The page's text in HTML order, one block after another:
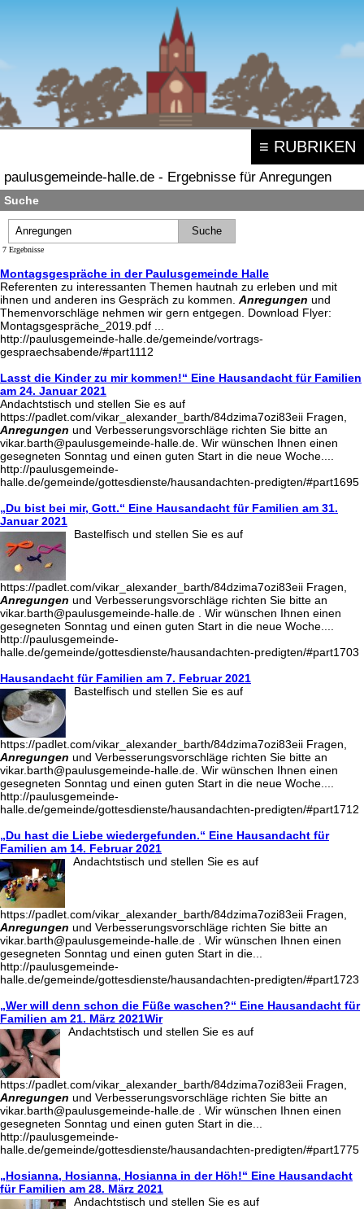
≡ RUBRIKEN
paulusgemeinde-halle.de - Ergebnisse für Anregungen
Suche
7 Ergebnisse
Montagsgespräche in der Paulusgemeinde Halle
Referenten zu interessanten Themen hautnah zu erleben und mit
ihnen und anderen ins Gespräch zu kommen. Anregungen und
Themenvorschläge nehmen wir gern entgegen. Download Flyer:
Montagsgespräche_2019.pdf ...
http://paulusgemeinde-halle.de/gemeinde/vortrags-
gespraechsabende/#part1112
Lasst die Kinder zu mir kommen!“ Eine Hausandacht für Familien
am 24. Januar 2021
Andachtstisch und stellen Sie es auf
https://padlet.com/vikar_alexander_barth/84dzima7ozi83eii Fragen,
Anregungen und Verbesserungsvorschläge richten Sie bitte an
vikar.barth@paulusgemeinde-halle.de. Wir wünschen Ihnen einen
gesegneten Sonntag und einen guten Start in die neue Woche....
http://paulusgemeinde-
halle.de/gemeinde/gottesdienste/hausandachten-predigten/#part1695
„Du bist bei mir, Gott.“ Eine Hausandacht für Familien am 31.
Januar 2021
Bastelfisch und stellen Sie es auf
https://padlet.com/vikar_alexander_barth/84dzima7ozi83eii Fragen,
Anregungen und Verbesserungsvorschläge richten Sie bitte an
vikar.barth@paulusgemeinde-halle.de . Wir wünschen Ihnen einen
gesegneten Sonntag und einen guten Start in die neue Woche....
http://paulusgemeinde-
halle.de/gemeinde/gottesdienste/hausandachten-predigten/#part1703
Hausandacht für Familien am 7. Februar 2021
Bastelfisch und stellen Sie es auf
https://padlet.com/vikar_alexander_barth/84dzima7ozi83eii Fragen,
Anregungen und Verbesserungsvorschläge richten Sie bitte an
vikar.barth@paulusgemeinde-halle.de. Wir wünschen Ihnen einen
gesegneten Sonntag und einen guten Start in die neue Woche....
http://paulusgemeinde-
halle.de/gemeinde/gottesdienste/hausandachten-predigten/#part1712
„Du hast die Liebe wiedergefunden.“ Eine Hausandacht für
Familien am 14. Februar 2021
Andachtstisch und stellen Sie es auf
https://padlet.com/vikar_alexander_barth/84dzima7ozi83eii Fragen,
Anregungen und Verbesserungsvorschläge richten Sie bitte an
vikar.barth@paulusgemeinde-halle.de . Wir wünschen Ihnen einen
gesegneten Sonntag und einen guten Start in die...
http://paulusgemeinde-
halle.de/gemeinde/gottesdienste/hausandachten-predigten/#part1723
„Wer will denn schon die Füße waschen?“ Eine Hausandacht für
Familien am 21. März 2021Wir
Andachtstisch und stellen Sie es auf
https://padlet.com/vikar_alexander_barth/84dzima7ozi83eii Fragen,
Anregungen und Verbesserungsvorschläge richten Sie bitte an
vikar.barth@paulusgemeinde-halle.de . Wir wünschen Ihnen einen
gesegneten Sonntag und einen guten Start in die...
http://paulusgemeinde-
halle.de/gemeinde/gottesdienste/hausandachten-predigten/#part1775
„Hosianna, Hosianna, Hosianna in der Höh!“ Eine Hausandacht
für Familien am 28. März 2021
Andachtstisch und stellen Sie es auf